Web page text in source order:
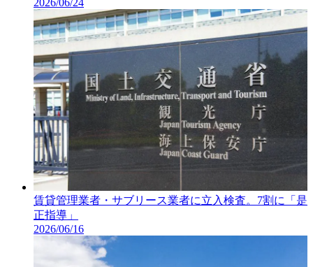
賃貸管理業者・サブリース業者に立入検査。7割に「是
正指導」
2026/06/16